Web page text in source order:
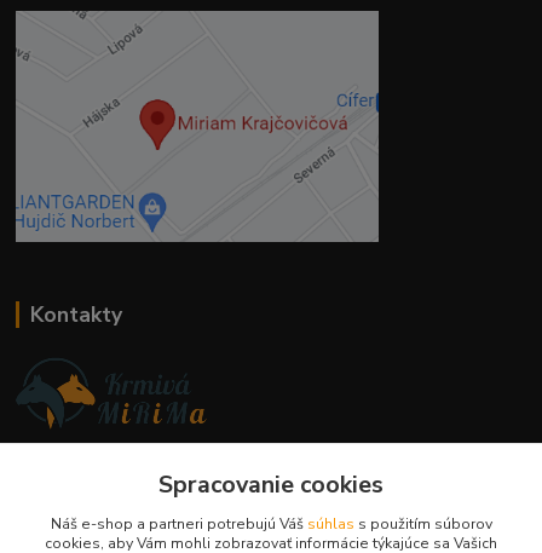
Kontakty
+421 944 394 715Spracovanie cookies
Náš e-shop a partneri potrebujú Váš súhlas s použitím súborov
cookies, aby Vám mohli zobrazovať informácie týkajúce sa Vašich